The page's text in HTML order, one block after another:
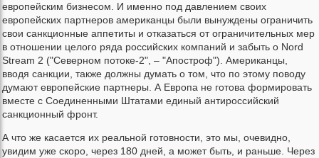
европейским бизнесом. И именно под давлением своих
европейских партнеров американцы были вынуждены ограничить
свои санкционные аппетиты и отказаться от ограничительных мер
в отношении целого ряда российских компаний и забыть о Nord
Stream 2 ("Северном потоке-2", – "Апостроф"). Американцы,
вводя санкции, также должны думать о том, что по этому поводу
думают европейские партнеры. А Европа не готова формировать
вместе с Соединенными Штатами единый антироссийский
санкционный фронт.
А что же касается их реальной готовности, это мы, очевидно,
увидим уже скоро, через 180 дней, а может быть, и раньше. Через